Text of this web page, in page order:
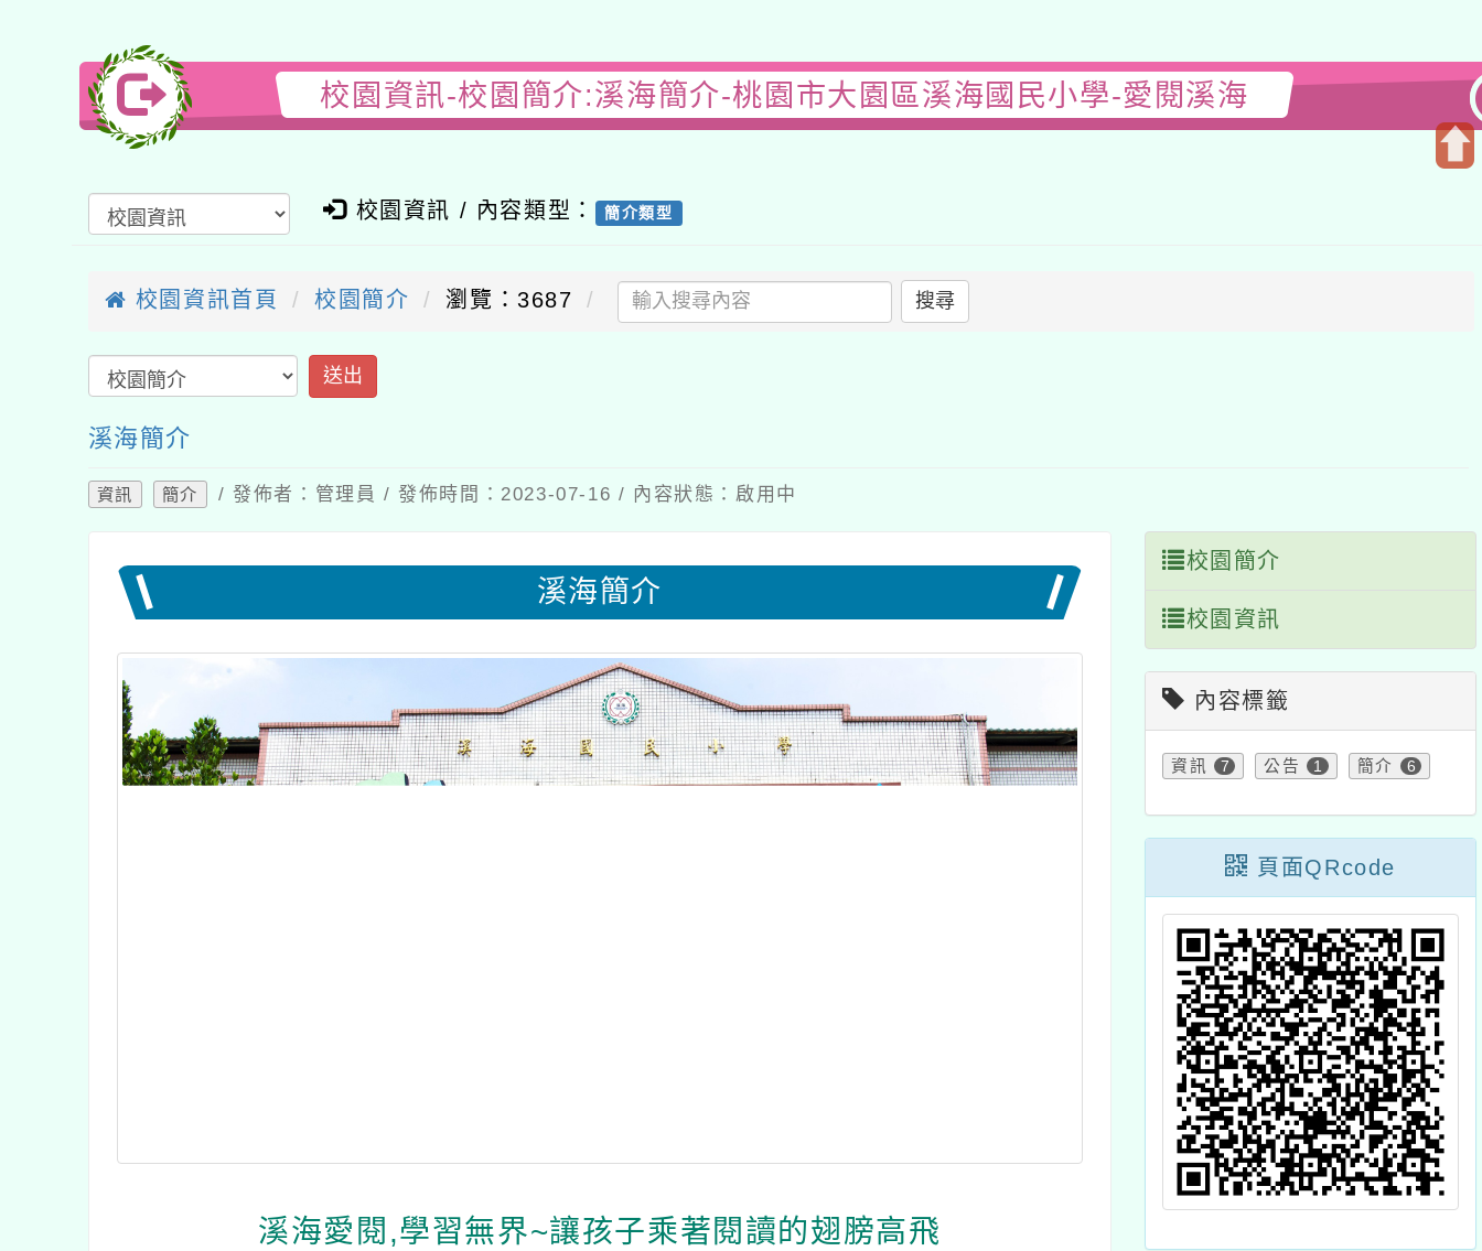
校園資訊-校園簡介:溪海簡介-桃園市大園區溪海國民小學-愛閱溪海
校園資訊 / 內容類型： 簡介類型
校園資訊首頁 校園簡介 瀏覽：3687 搜尋
送出
溪海簡介
資訊 簡介 / 發佈者：管理員 / 發佈時間：2023-07-16 / 內容狀態：啟用中
溪海簡介
溪海愛閱,學習無界~讓孩子乘著閱讀的翅膀高飛
校園簡介
校園資訊
內容標籤
資訊 7 公告 1 簡介 6
頁面QRcode